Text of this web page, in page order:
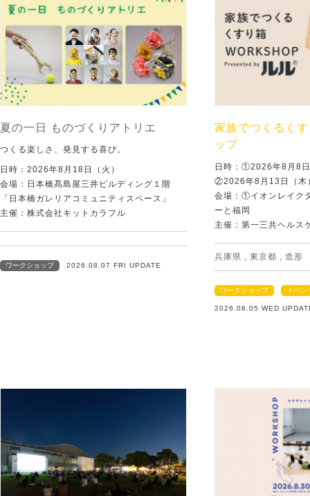
夏の一日 ものづくりアトリエ
つくる楽しさ、発見する喜び。
日時：2026年8月18日（火）
会場：日本橋髙島屋三井ビルディング１階
「日本橋ガレリアコミュニティスペース」
主催：株式会社キットカラフル
ワークショップ 2026.08.07 FRI UPDATE
家族でつくるく
ップ
日時：①2026年8月8
②2026年8月13日（木
会場：①イオンレイ
ーと福岡
主催：第一三共ヘルス
兵庫県 , 東京都 , 造形
ワークショップ イベン
2026.08.05 WED